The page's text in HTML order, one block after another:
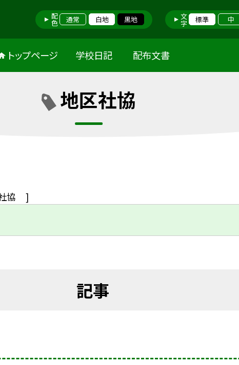
配色 通常 白地 黒地 文字 標準 中
トップページ 学校日記 配布文書
地区社協
協 ]
記事